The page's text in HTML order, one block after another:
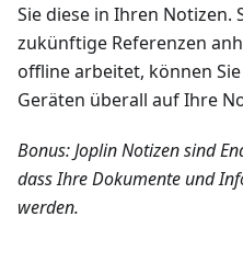
Sie diese in Ihren Notizen.
zukünftige Referenzen
offline arbeitet, können
Geräten überall auf Ihre
Bonus: Joplin Notizen sind
dass Ihre Dokumente und
werden.